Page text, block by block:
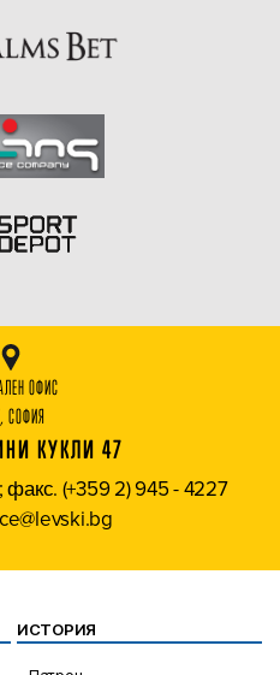
ОФИС
СОФИЯ
КУКЛИ 47
факс. (+359 2) 945 - 4227
ИСТОРИЯ